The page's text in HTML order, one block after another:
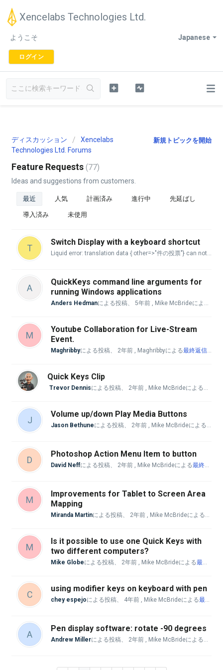
Xencelabs Technologies Ltd.
Japanese
ようこそ
ログイン
新規トピックを開始
ディスカッション
Xencelabs
Technologies Ltd. Forums
Feature Requests 77
Ideas and suggestions from customers.
最近 人気 計画済み 進行中 先延ばし
導入済み 未使用
T
Switch Display with a keyboard shortcut
Liquid error: translation data {:other=>"件の投票"} can not be used with :count => 1. key 'one' is missing.
A
QuickKeys command line arguments for
running Windows applications
Anders Hedmanによる投稿、 5年前 , Mike McBrideによる
M
Youtube Collaboration for Live-Stream
Event.
Maghribbyによる投稿、 2年前 , Maghribbyによる最終返信、
Quick Keys Clip
Trevor Dennisによる投稿、 2年前 , Mike McBrideによる最終返
J
Volume up/down Play Media Buttons
Jason Bethuneによる投稿、 2年前 , Mike McBrideによる最終
D
Photoshop Action Menu Item to button
David Neffによる投稿、 2年前 , Mike McBrideによる最終返信
M
Improvements for Tablet to Screen Area
Mapping
Miranda Martinによる投稿、 2年前 , Mike McBrideによる最終
M
Is it possible to use one Quick Keys with
two different computers?
Mike Globeによる投稿、 2年前 , Mike McBrideによる最終返信
C
using modifier keys on keyboard with pen
chey espejoによる投稿、 4年前 , Mike McBrideによる最終返信
A
Pen display software: rotate -90 degrees
Andrew Millerによる投稿、 2年前 , Mike McBrideによる最終返